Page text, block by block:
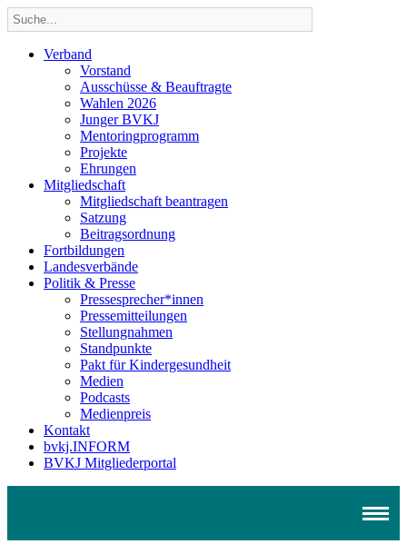
Verband
Vorstand
Ausschüsse & Beauftragte
Wahlen 2026
Junger BVKJ
Mentoringprogramm
Projekte
Ehrungen
Mitgliedschaft
Mitgliedschaft beantragen
Satzung
Beitragsordnung
Fortbildungen
Landesverbände
Politik & Presse
Pressesprecher*innen
Pressemitteilungen
Stellungnahmen
Standpunkte
Pakt für Kindergesundheit
Medien
Podcasts
Medienpreis
Kontakt
bvkj.INFORM
BVKJ Mitgliederportal